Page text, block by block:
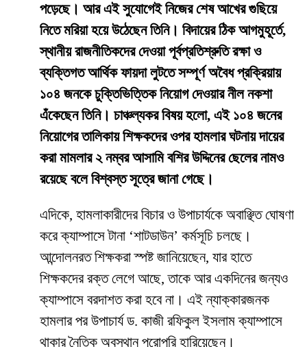
পড়েছে। আর এই সুযোগেই নিজের শেষ আখের গুছিয়ে
নিতে মরিয়া হয়ে উঠেছেন তিনি। বিদায়ের ঠিক আগমুহূর্তে,
স্থানীয় রাজনীতিকদের দেওয়া পূর্বপ্রতিশ্রুতি রক্ষা ও
ব্যক্তিগত আর্থিক ফায়দা লুটতে সম্পূর্ণ অবৈধ প্রক্রিয়ায়
১০৪ জনকে চুক্তিভিত্তিক নিয়োগ দেওয়ার নীল নকশা
এঁকেছেন তিনি। চাঞ্চল্যকর বিষয় হলো, এই ১০৪ জনের
নিয়োগের তালিকায় শিক্ষকদের ওপর হামলার ঘটনায় দায়ের
করা মামলার ২ নম্বর আসামি বশির উদ্দিনের ছেলের নামও
রয়েছে বলে বিশ্বস্ত সূত্রে জানা গেছে।
​এদিকে, হামলাকারীদের বিচার ও উপাচার্যকে অবাঞ্ছিত ঘোষণা
করে ক্যাম্পাসে টানা ‘শাটডাউন’ কর্মসূচি চলছে।
আন্দোলনরত শিক্ষকরা স্পষ্ট জানিয়েছেন, যার হাতে
শিক্ষকদের রক্ত লেগে আছে, তাকে আর একদিনের জন্যও
ক্যাম্পাসে বরদাশত করা হবে না। এই ন্যাক্কারজনক
হামলার পর উপাচার্য ড. কাজী রফিকুল ইসলাম ক্যাম্পাসে
থাকার নৈতিক অবস্থান পুরোপুরি হারিয়েছেন।